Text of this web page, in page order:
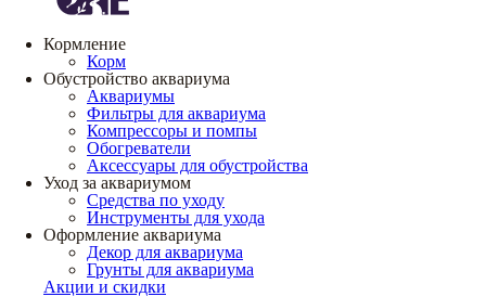
Кормление
Корм
Обустройство аквариума
Аквариумы
Фильтры для аквариума
Компрессоры и помпы
Обогреватели
Аксессуары для обустройства
Уход за аквариумом
Средства по уходу
Инструменты для ухода
Оформление аквариума
Декор для аквариума
Грунты для аквариума
Акции и скидки